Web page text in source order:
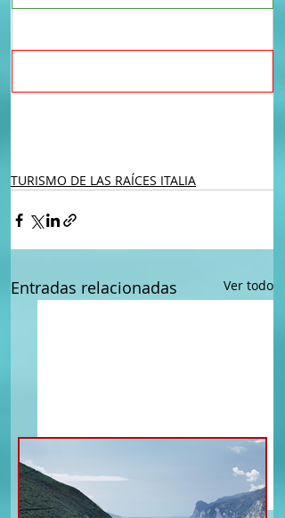
TURISMO DE LAS RAÍCES ITALIA
Entradas relacionadas Ver todo